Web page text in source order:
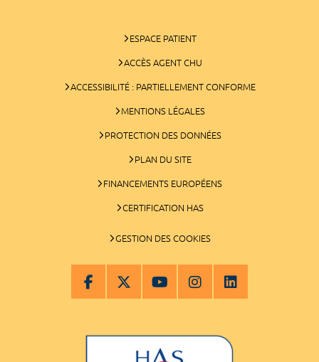
ESPACE PATIENT
ACCÈS AGENT CHU
ACCESSIBILITÉ : PARTIELLEMENT CONFORME
MENTIONS LÉGALES
PROTECTION DES DONNÉES
PLAN DU SITE
FINANCEMENTS EUROPÉENS
CERTIFICATION HAS
GESTION DES COOKIES